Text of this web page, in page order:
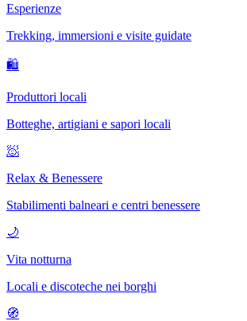
Esperienze
Trekking, immersioni e visite guidate
🛍
Produttori locali
Botteghe, artigiani e sapori locali
🧖
Relax & Benessere
Stabilimenti balneari e centri benessere
🌙
Vita notturna
Locali e discoteche nei borghi
🧭